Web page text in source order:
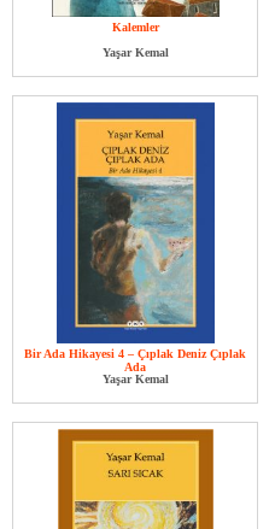
Kalemler
Yaşar Kemal
Bir Ada Hikayesi 4 – Çıplak Deniz Çıplak
Ada
Yaşar Kemal